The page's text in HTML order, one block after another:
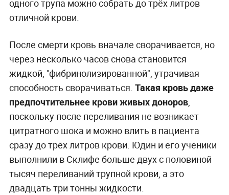
одного трупа можно собрать до трёх литров
отличной крови.
После смерти кровь вначале сворачивается, но
через несколько часов снова становится
жидкой, "фибринолизированной", утрачивая
способность сворачиваться. Такая кровь даже
предпочтительнее крови живых доноров,
поскольку после переливания не возникает
цитратного шока и можно влить в пациента
сразу до трёх литров крови. Юдин и его ученики
выполнили в Склифе больше двух с половиной
тысяч переливаний трупной крови, а это
двадцать три тонны жидкости.